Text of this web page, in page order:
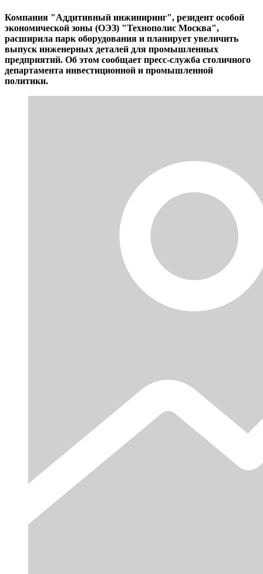
Компания "Аддитивный инжиниринг", резидент особой
экономической зоны (ОЭЗ) "Технополис Москва",
расширила парк оборудования и планирует увеличить
выпуск инженерных деталей для промышленных
предприятий. Об этом сообщает пресс-служба столичного
департамента инвестиционной и промышленной
политики.